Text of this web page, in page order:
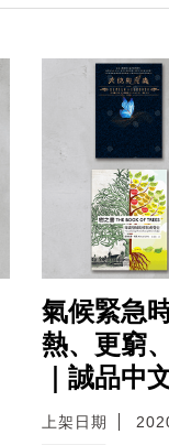
氣候緊急
熱、更窮
｜誠品中
上架日期